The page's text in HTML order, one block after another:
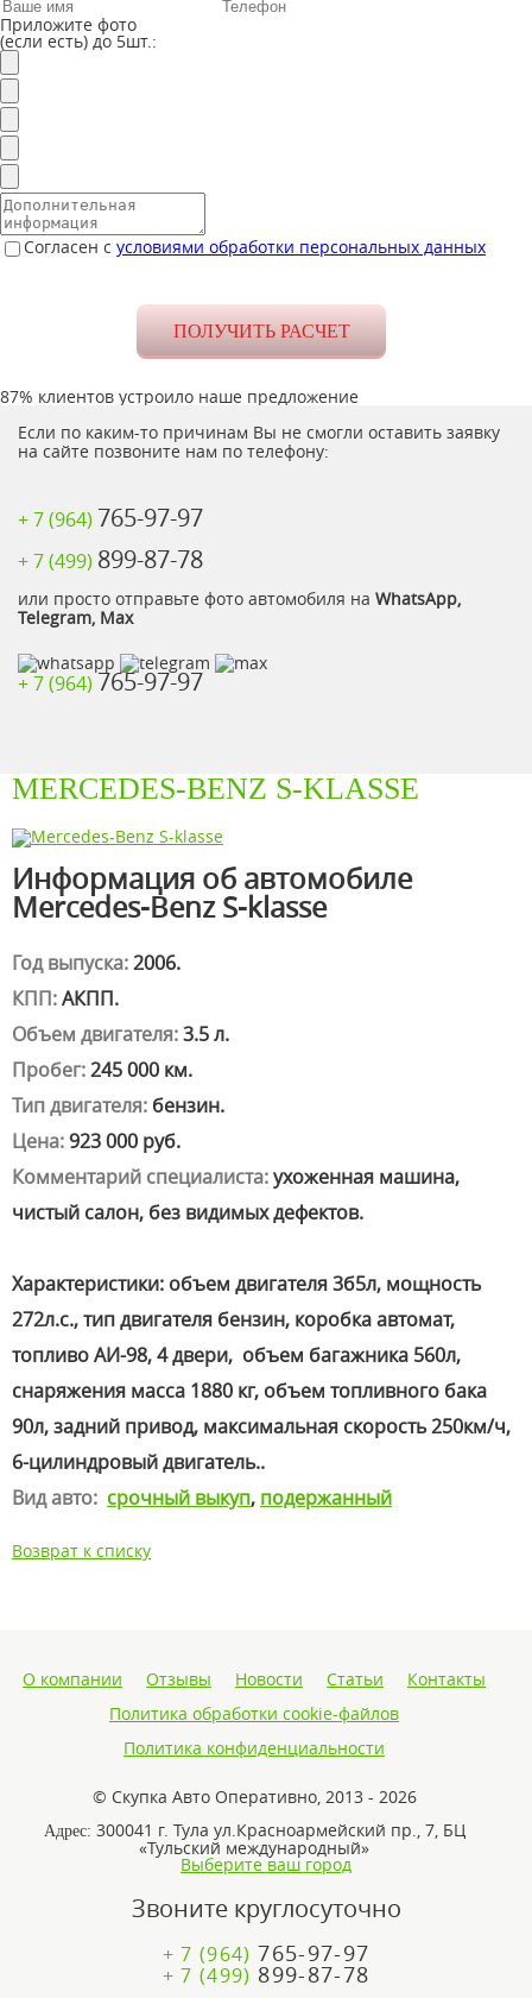
Приложите фото
(если есть) до 5шт.:
Согласен с условиями обработки персональных данных
87% клиентов устроило наше предложение
Если по каким-то причинам Вы не смогли оставить заявку
на сайте позвоните нам по телефону:
+ 7 (964) 765-97-97
+ 7 (499) 899-87-78
или просто отправьте фото автомобиля на WhatsApp,
Telegram, Max
+ 7 (964) 765-97-97
MERCEDES-BENZ S-KLASSE
Информация об автомобиле
Mercedes-Benz S-klasse
Год выпуска:2006.
КПП:АКПП.
Объем двигателя:3.5 л.
Пробег:245 000 км.
Тип двигателя: бензин.
Цена:923 000 руб.
Комментарий специалиста:ухоженная машина,
чистый салон, без видимых дефектов.
Характеристики: объем двигателя 3б5л, мощность
272л.с., тип двигателя бензин, коробка автомат,
топливо АИ-98, 4 двери, объем багажника 560л,
снаряжения масса 1880 кг, объем топливного бака
90л, задний привод, максимальная скорость 250км/ч,
6-цилиндровый двигатель..
Вид авто: срочный выкуп, подержанный
Возврат к списку
О компании Отзывы Новости Статьи
Контакты
Политика обработки cookie-файлов
Политика конфиденциальности
© Скупка Авто Оперативно, 2013 - 2026
Адрес: 300041 г. Тула ул.Красноармейский пр., 7, БЦ
«Тульский международный»
Выберите ваш город
Звоните круглосуточно
+ 7 (964)765-97-97
+ 7 (499) 899-87-78